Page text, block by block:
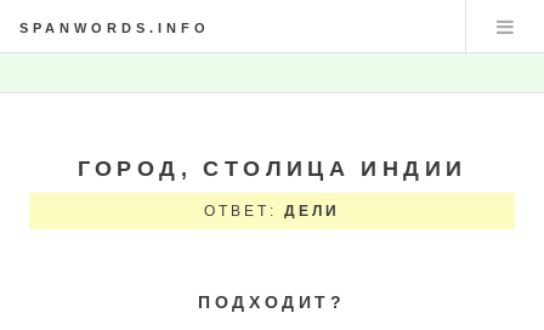
SPANWORDS.INFO
ГОРОД, СТОЛИЦА ИНДИИ
ОТВЕТ:ДЕЛИ
ПОДХОДИТ?